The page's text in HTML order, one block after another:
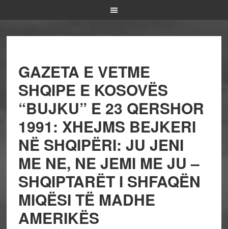
GAZETA E VETME
SHQIPE E KOSOVËS
“BUJKU” E 23 QERSHOR
1991: XHEJMS BEJKERI
NË SHQIPËRI: JU JENI
ME NE, NE JEMI ME JU –
SHQIPTARËT I SHFAQËN
MIQËSI TË MADHE
AMERIKËS